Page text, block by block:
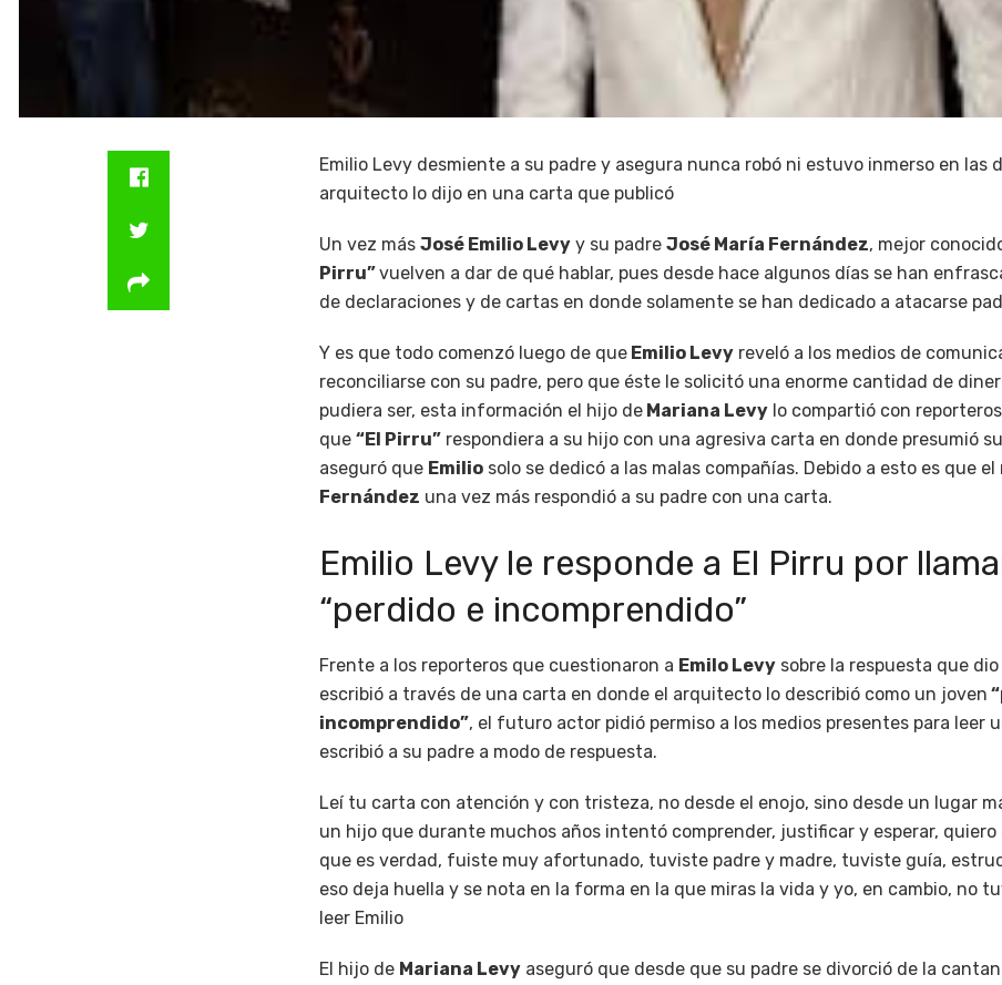
Emilio Levy desmiente a su padre y asegura nunca robó ni estuvo inmerso en las
arquitecto lo dijo en una carta que publicó
Un vez más José Emilio Levy y su padre José María Fernández, mejor
Pirru”vuelven a dar de qué hablar, pues desde hace algunos días se han
de declaraciones y de cartas en donde solamente se han dedicado a atacarse
Y es que todo comenzó luego de que Emilio Levy reveló a los medios de
reconciliarse con su padre, pero que éste le solicitó una enorme cantidad de
pudiera ser, esta información el hijo de Mariana Levy lo compartió con
que “El Pirru” respondiera a su hijo con una agresiva carta en donde presumió
aseguró que Emilio solo se dedicó a las malas compañías. Debido a esto es que
Fernández una vez más respondió a su padre con una carta.
Emilio Levy le responde a El Pirru por
“perdido e incomprendido”
Frente a los reporteros que cuestionaron a Emilo Levy sobre la respuesta que
escribió a través de una carta en donde el arquitecto lo describió como un joven
incomprendido”, el futuro actor pidió permiso a los medios presentes para leer
escribió a su padre a modo de respuesta.
Leí tu carta con atención y con tristeza, no desde el enojo, sino desde un lugar
un hijo que durante muchos años intentó comprender, justificar y esperar, quiero
que es verdad, fuiste muy afortunado, tuviste padre y madre, tuviste guía,
eso deja huella y se nota en la forma en la que miras la vida y yo, en cambio, no
leer Emilio
El hijo de Mariana Levy aseguró que desde que su padre se divorció de la